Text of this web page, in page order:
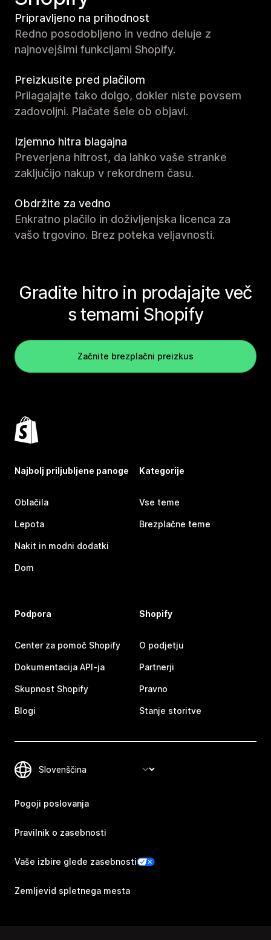
Pripravljeno na prihodnost
Redno posodobljeno in vedno deluje z
najnovejšimi funkcijami Shopify.
Preizkusite pred plačilom
Prilagajajte tako dolgo, dokler niste povsem
zadovoljni. Plačate šele ob objavi.
Izjemno hitra blagajna
Preverjena hitrost, da lahko vaše stranke
zaključijo nakup v rekordnem času.
Obdržite za vedno
Enkratno plačilo in doživljenjska licenca za
vašo trgovino. Brez poteka veljavnosti.
Gradite hitro in prodajajte več
s temami Shopify
Začnite brezplačni preizkus
Najbolj priljubljene panoge
Oblačila
Lepota
Nakit in modni dodatki
Dom
Kategorije
Vse teme
Brezplačne teme
Podpora
Center za pomoč Shopify
Dokumentacija API-ja
Skupnost Shopify
Blogi
Shopify
O podjetju
Partnerji
Pravno
Stanje storitve
Pogoji poslovanja
Pravilnik o zasebnosti
Vaše izbire glede zasebnosti
Zemljevid spletnega mesta